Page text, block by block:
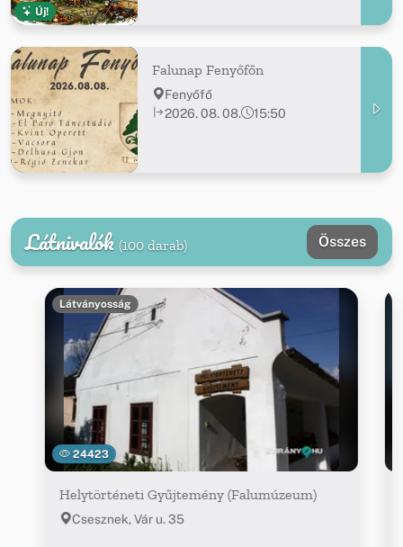
Új!
Falunap Fenyőfőn
Fenyőfő
2026. 08. 08.
15:50
Látnivalók (100 darab) Összes
24423
Látványosság
Helytörténeti Gyűjtemény (Falumúzeum)
Csesznek, Vár u. 35